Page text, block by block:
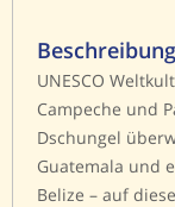
UNESCO
Campeche und
Dschungel
Guatemala und
Belize – auf